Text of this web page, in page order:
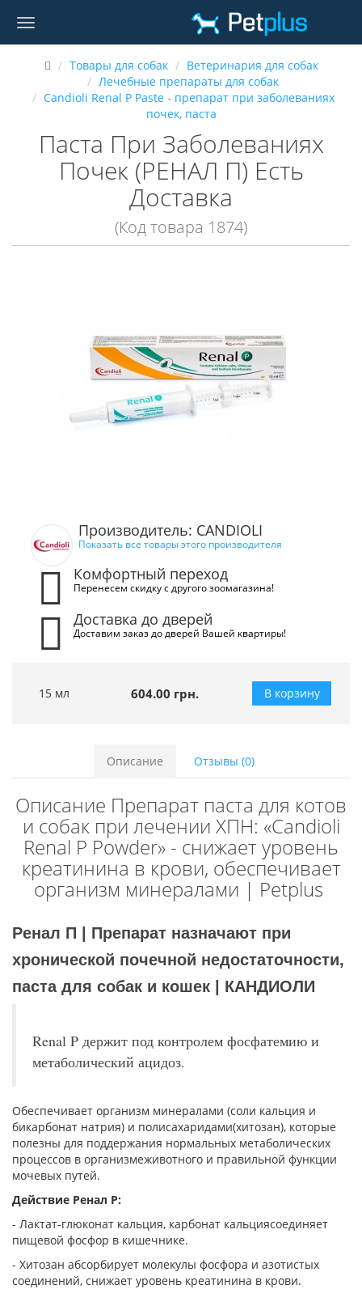
Товары для собак
Ветеринария для собак
Лечебные препараты для собак
Candioli Renal P Paste - препарат при заболеваниях
почек, паста
Паста При Заболеваниях
Почек (РЕНАЛ П) Есть
Доставка
(Код товара 1874)
Производитель: CANDIOLI
Показать все товары этого производителя
Комфортный переход
Перенесем скидку с другого зоомагазина!
Доставка до дверей
Доставим заказ до дверей Вашей квартиры!
15 мл 604.00 грн. В корзину
Описание Отзывы (0)
Описание Препарат паста для котов
и собак при лечении ХПН: «Candioli
Renal P Powder» - снижает уровень
креатинина в крови, обеспечивает
организм минералами | Petplus
Ренал П | Препарат назначают при
хронической почечной недостаточности,
паста для собак и кошек | КАНДИОЛИ
Renal P держит под контpолем фосфатемию и
метаболический ацидоз.
Обеспечивает организм минералами (соли кальция и
бикарбонат натрия) и полисахаридами(хитозан), которые
полезны для поддержания нормальных метаболических
процессов в организмеживотного и правильной функции
мочевых путей.
Действие Ренал P:
- Лактат-глюконат кальция, карбонат кальциясоединяет
пищевой фосфор в кишечнике.
- Хитозан абсорбирует молекулы фосфора и азотистых
соединений, снижает уровень креатинина в крови.